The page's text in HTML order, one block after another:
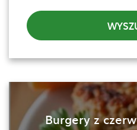
Burgery z